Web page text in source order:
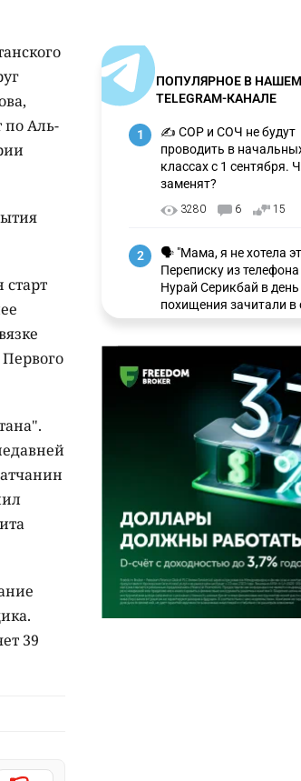
по Аль-
старт
39
ПОПУЛЯРНОЕ В НАШЕМ
TELEGRAM-КАНАЛЕ
1
✍️ СОР и СОЧ не будут
проводить в
классах с 1 сентября.
заменят?
3280 6 15
2
🗣 "Мама, я не хотела
Переписку из телефона
Нурай Серикбай в день
похищения зачитали в
3
🗣 Мужчина сказал
свадьбе и заработал
уголовное дело
3002 11 88
🐏 Скота больше, а
дороже. Почему в
Казахстане
расти цены на баранину
конину
2675 5
5
⚠️ Доброе утро, друзья!